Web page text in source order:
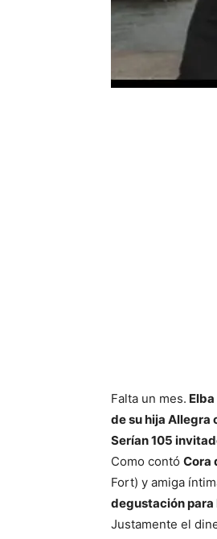
Falta un mes.
de su hija Allegra
Serían 105
Como contó Cora
Fort) y amiga
degustación para
Justamente el